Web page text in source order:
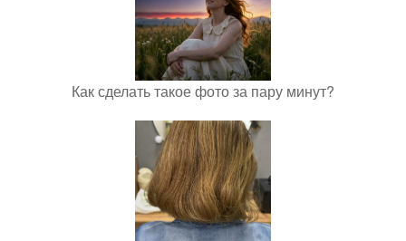
Как сделать такое фото за пару минут?